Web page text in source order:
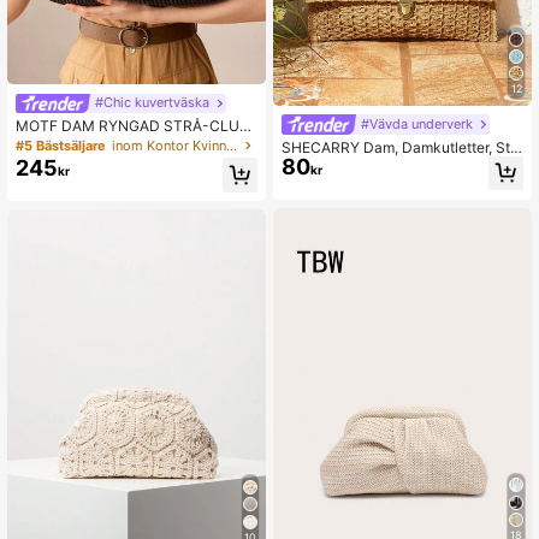
#Chic kuvertväska
MOTF DAM RYNGAD STRÅ-CLUT
CH
#5 Bästsäljare inom Kontor Kvinnor Kopplingar
245kr
12
#Vävda underverk
SHECARRY Dam, Damkutletter, Str
åväska, Stråväska, Tofsar, Modern,
Elegant, Enkel, Personlig, Mångsidi
80kr
18